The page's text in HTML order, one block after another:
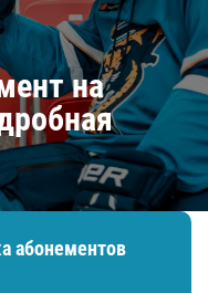
на
абонементов